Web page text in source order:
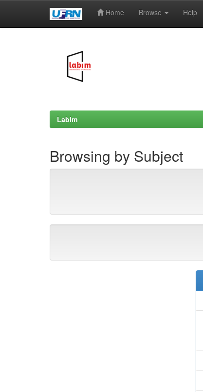
Home Browse Help
Labim
Browsing by Subject